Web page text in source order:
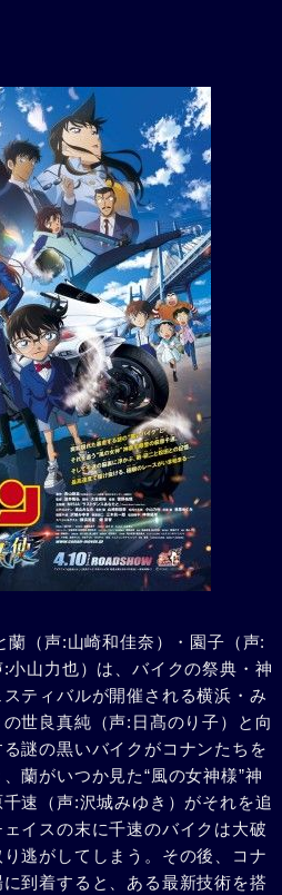
蘭（声:山崎和佳奈）・園子（声:
小山力也）は、バイクの祭典・神
ティバルが開催される横浜・み
世良真純（声:日髙のり子）と向
謎の黒いバイクがコナンたちを
蘭がいつか見た“風の女神様”神
速（声:沢城みゆき）がそれを追
イスの末に千速のバイクは大破
逃がしてしまう。その後、コナ
到着すると、ある最新技術を搭